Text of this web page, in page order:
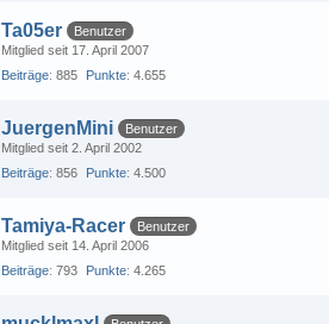
Ta05er
Benutzer
Mitglied seit 17. April 2007
Beiträge 885 Punkte 4.655
JuergenMini
Benutzer
Mitglied seit 2. April 2002
Beiträge 856 Punkte 4.500
Tamiya-Racer
Benutzer
Mitglied seit 14. April 2006
Beiträge 793 Punkte 4.265